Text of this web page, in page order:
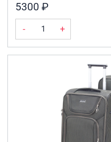
5300 ₽
- +